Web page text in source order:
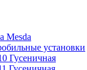
Mesda
установки
Гусеничная